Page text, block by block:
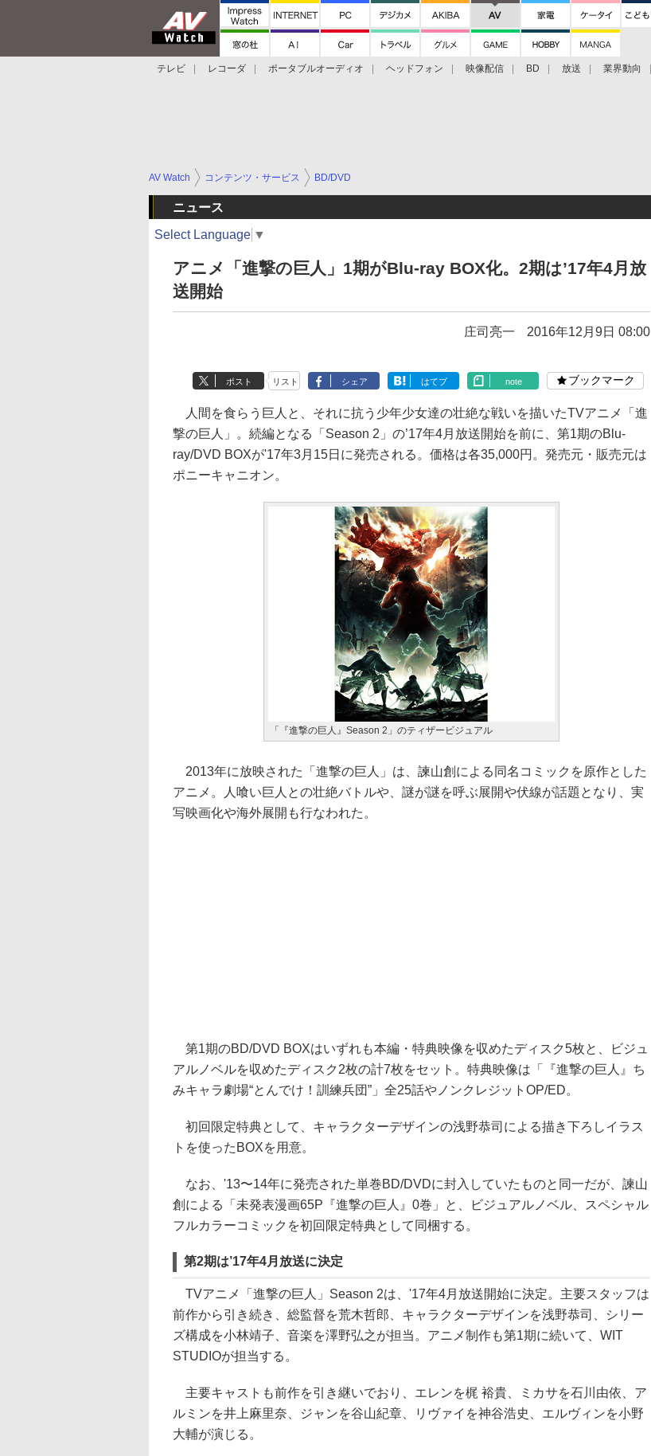
テレビ レコーダ ポータブルオーディオ ヘッドフォン 映像配信 BD 放送 業界動向
AV Watch コンテンツ・サービス BD/DVD
ニュース
Select Language ▼
アニメ「進撃の巨人」1期がBlu-ray BOX化。2期は’17年4月放
送開始
庄司亮一 2016年12月9日 08:00
ポスト リスト シェア はてブ note ブックマーク
人間を食らう巨人と、それに抗う少年少女達の壮絶な戦いを描いたTVアニメ「進
撃の巨人」。続編となる「Season 2」の’17年4月放送開始を前に、第1期のBlu-
ray/DVD BOXが'17年3月15日に発売される。価格は各35,000円。発売元・販売元は
ポニーキャニオン。
「『進撃の巨人』Season 2」のティザービジュアル
2013年に放映された「進撃の巨人」は、諫山創による同名コミックを原作とした
アニメ。人喰い巨人との壮絶バトルや、謎が謎を呼ぶ展開や伏線が話題となり、実
写映画化や海外展開も行なわれた。
第1期のBD/DVD BOXはいずれも本編・特典映像を収めたディスク5枚と、ビジュ
アルノベルを収めたディスク2枚の計7枚をセット。特典映像は「『進撃の巨人』ち
みキャラ劇場“とんでけ！訓練兵団”」全25話やノンクレジットOP/ED。
初回限定特典として、キャラクターデザインの浅野恭司による描き下ろしイラス
トを使ったBOXを用意。
なお、'13〜14年に発売された単巻BD/DVDに封入していたものと同一だが、諫山
創による「未発表漫画65P『進撃の巨人』0巻」と、ビジュアルノベル、スペシャル
フルカラーコミックを初回限定特典として同梱する。
第2期は’17年4月放送に決定
TVアニメ「進撃の巨人」Season 2は、'17年4月放送開始に決定。主要スタッフは
前作から引き続き、総監督を荒木哲郎、キャラクターデザインを浅野恭司、シリー
ズ構成を小林靖子、音楽を澤野弘之が担当。アニメ制作も第1期に続いて、WIT
STUDIOが担当する。
主要キャストも前作を引き継いでおり、エレンを梶 裕貴、ミカサを石川由依、ア
ルミンを井上麻里奈、ジャンを谷山紀章、リヴァイを神谷浩史、エルヴィンを小野
大輔が演じる。